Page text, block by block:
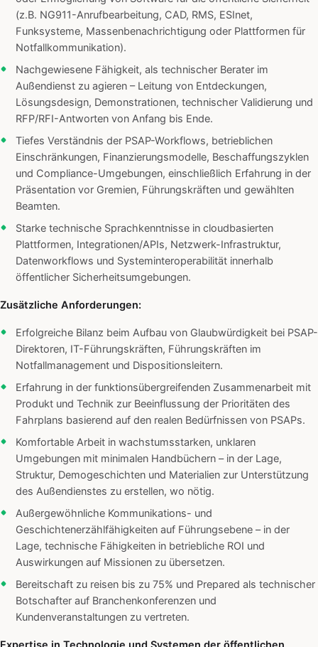
(z.B. NG911-Anrufbearbeitung, CAD, RMS, ESInet,
Funksysteme, Massenbenachrichtigung oder Plattformen für
Notfallkommunikation).
Nachgewiesene Fähigkeit, als technischer Berater im
Außendienst zu agieren – Leitung von Entdeckungen,
Lösungsdesign, Demonstrationen, technischer Validierung und
RFP/RFI-Antworten von Anfang bis Ende.
Tiefes Verständnis der PSAP-Workflows, betrieblichen
Einschränkungen, Finanzierungsmodelle, Beschaffungszyklen
und Compliance-Umgebungen, einschließlich Erfahrung in der
Präsentation vor Gremien, Führungskräften und gewählten
Beamten.
Starke technische Sprachkenntnisse in cloudbasierten
Plattformen, Integrationen/APIs, Netzwerk-Infrastruktur,
Datenworkflows und Systeminteroperabilität innerhalb
öffentlicher Sicherheitsumgebungen.
Zusätzliche Anforderungen:
Erfolgreiche Bilanz beim Aufbau von Glaubwürdigkeit bei PSAP-
Direktoren, IT-Führungskräften, Führungskräften im
Notfallmanagement und Dispositionsleitern.
Erfahrung in der funktionsübergreifenden Zusammenarbeit mit
Produkt und Technik zur Beeinflussung der Prioritäten des
Fahrplans basierend auf den realen Bedürfnissen von PSAPs.
Komfortable Arbeit in wachstumsstarken, unklaren
Umgebungen mit minimalen Handbüchern – in der Lage,
Struktur, Demogeschichten und Materialien zur Unterstützung
des Außendienstes zu erstellen, wo nötig.
Außergewöhnliche Kommunikations- und
Geschichtenerzählfähigkeiten auf Führungsebene – in der
Lage, technische Fähigkeiten in betriebliche ROI und
Auswirkungen auf Missionen zu übersetzen.
Bereitschaft zu reisen bis zu 75% und Prepared als technischer
Botschafter auf Branchenkonferenzen und
Kundenveranstaltungen zu vertreten.